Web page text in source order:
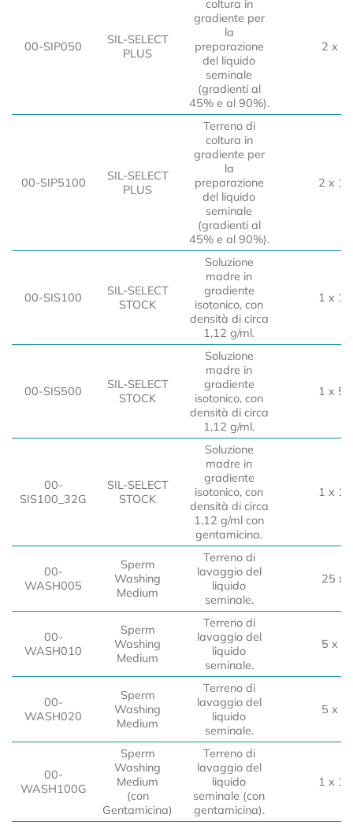
00-SIP050
SIL-SELECT
PLUS
coltura in
gradiente per
la
preparazione
del liquido
seminale
(gradienti al
45% e al 90%).
2 x
00-SIP5100
SIL-SELECT
PLUS
Terreno di
coltura in
gradiente per
la
preparazione
del liquido
seminale
(gradienti al
45% e al 90%).
2 x
00-SIS100
SIL-SELECT
STOCK
Soluzione
madre in
gradiente
isotonico, con
densità di circa
1,12 g/ml.
1 x
00-SIS500
SIL-SELECT
STOCK
Soluzione
madre in
gradiente
isotonico, con
densità di circa
1,12 g/ml.
1 x
00-
SIS100_32G
SIL-SELECT
STOCK
Soluzione
madre in
gradiente
isotonico, con
densità di circa
1,12 g/ml con
gentamicina.
1 x
00-
WASH005
Sperm
Washing
Medium
Terreno di
lavaggio del
liquido
seminale.
25 x
00-
WASH010
Sperm
Washing
Medium
Terreno di
lavaggio del
liquido
seminale.
5 x
00-
WASH020
Sperm
Washing
Medium
Terreno di
lavaggio del
liquido
seminale.
5 x
00-
WASH100G
Sperm
Washing
Medium
(con
Gentamicina)
Terreno di
lavaggio del
liquido
seminale (con
gentamicina).
1 x